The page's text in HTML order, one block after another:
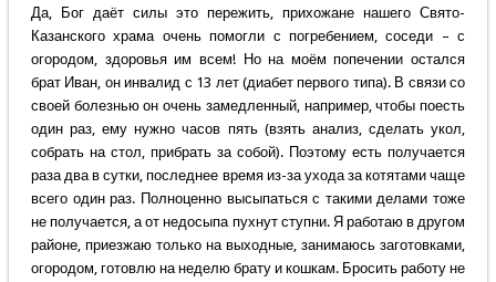
Да, Бог даёт силы это пережить, прихожане нашего Свято-
Казанского храма очень помогли с погребением, соседи – с
огородом, здоровья им всем! Но на моём попечении остался
брат Иван, он инвалид с 13 лет (диабет первого типа). В связи со
своей болезнью он очень замедленный, например, чтобы поесть
один раз, ему нужно часов пять (взять анализ, сделать укол,
собрать на стол, прибрать за собой). Поэтому есть получается
раза два в сутки, последнее время из-за ухода за котятами чаще
всего один раз. Полноценно высыпаться с такими делами тоже
не получается, а от недосыпа пухнут ступни. Я работаю в другом
районе, приезжаю только на выходные, занимаюсь заготовками,
огородом, готовлю на неделю брату и кошкам. Бросить работу не